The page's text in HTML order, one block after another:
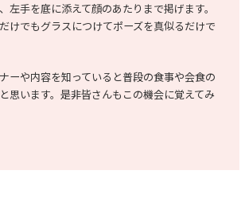
左手を底に添えて顔のあたりまで掲げます。
けでもグラスにつけてポーズを真似るだけで
ーや内容を知っていると普段の食事や会食の
思います。是非皆さんもこの機会に覚えてみ